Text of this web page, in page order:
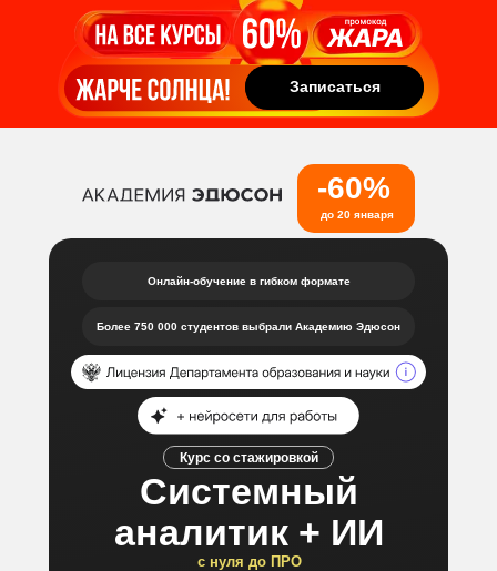
Записаться
Записаться
Системный
аналитик + ИИ
с нуля до ПРО
Курс со стажировкой
-60%
до 20 января
Онлайн-обучение в гибком формате
Более 750 000 студентов выбрали Академию Эдюсон